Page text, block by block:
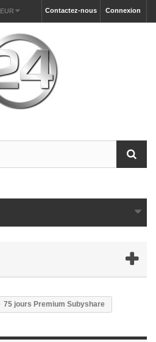
Connexion
Contactez-nous
EUR
75 jours Premium Subyshare